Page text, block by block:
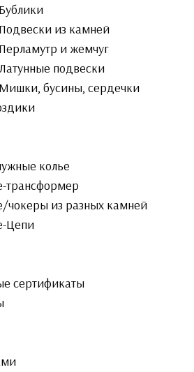
Бублики
Подвески из камней
Перламутр и жемчуг
подвески
Мишки, бусины, сердечки
колье
трансформер
чокеры из разных камней
Цепи
сертификаты